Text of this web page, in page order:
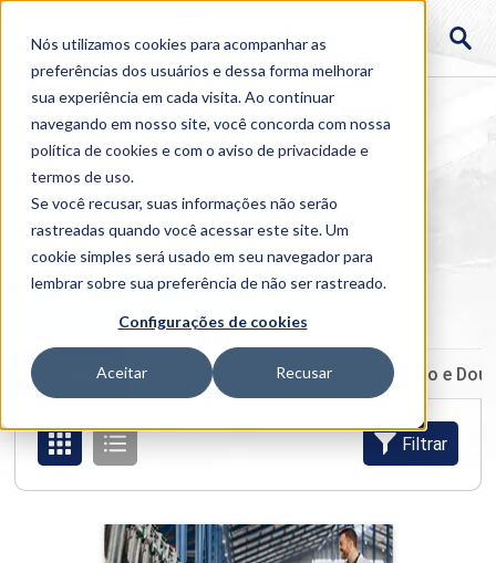
Nós utilizamos cookies para acompanhar as
preferências dos usuários e dessa forma melhorar
sua experiência em cada visita. Ao continuar
navegando em nosso site, você concorda com nossa
política de cookies e com o aviso deprivacidade e
termos de uso.
Se você recusar, suas informações não serão
rastreadas quando você acessar este site. Um
cookie simples será usado em seu navegador para
lembrar sobre sua preferência de não ser rastreado.
Configurações de cookies
Aceitar Recusar
Home > Cursos > Presencial >Graduação
Graduação Especialização e MBA Mestrado e
Filtrar
Medicina Veterinária